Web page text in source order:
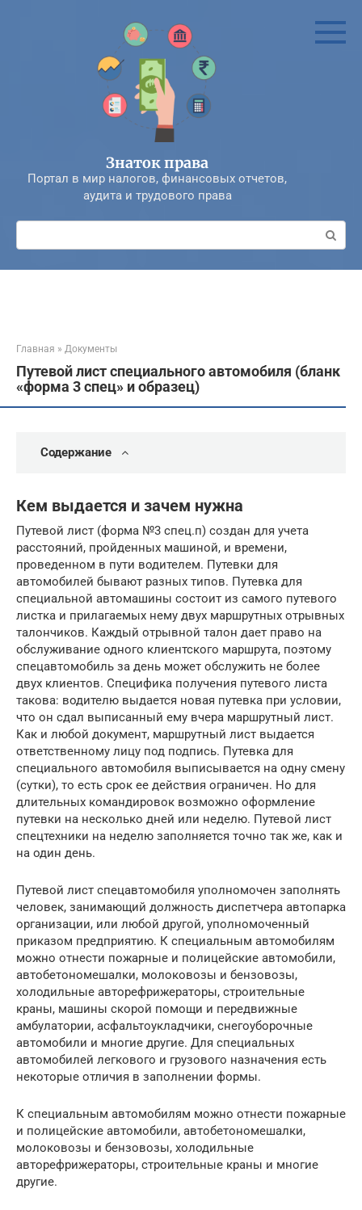
Знаток права
Портал в мир налогов, финансовых отчетов,
аудита и трудового права
Поиск:
Главная » Документы
Путевой лист специального автомобиля (бланк
«форма 3 спец» и образец)
Содержание
Кем выдается и зачем нужна
Путевой лист (форма №3 спец.п) создан для учета
расстояний, пройденных машиной, и времени,
проведенном в пути водителем. Путевки для
автомобилей бывают разных типов. Путевка для
специальной автомашины состоит из самого путевого
листка и прилагаемых нему двух маршрутных отрывных
талончиков. Каждый отрывной талон дает право на
обслуживание одного клиентского маршрута, поэтому
спецавтомобиль за день может обслужить не более
двух клиентов. Специфика получения путевого листа
такова: водителю выдается новая путевка при условии,
что он сдал выписанный ему вчера маршрутный лист.
Как и любой документ, маршрутный лист выдается
ответственному лицу под подпись. Путевка для
специального автомобиля выписывается на одну смену
(сутки), то есть срок ее действия ограничен. Но для
длительных командировок возможно оформление
путевки на несколько дней или неделю. Путевой лист
спецтехники на неделю заполняется точно так же, как и
на один день.
Путевой лист спецавтомобиля уполномочен заполнять
человек, занимающий должность диспетчера автопарка
организации, или любой другой, уполномоченный
приказом предприятию. К специальным автомобилям
можно отнести пожарные и полицейские автомобили,
автобетономешалки, молоковозы и бензовозы,
холодильные авторефрижераторы, строительные
краны, машины скорой помощи и передвижные
амбулатории, асфальтоукладчики, снегоуборочные
автомобили и многие другие. Для специальных
автомобилей легкового и грузового назначения есть
некоторые отличия в заполнении формы.
К специальным автомобилям можно отнести пожарные
и полицейские автомобили, автобетономешалки,
молоковозы и бензовозы, холодильные
авторефрижераторы, строительные краны и многие
другие.